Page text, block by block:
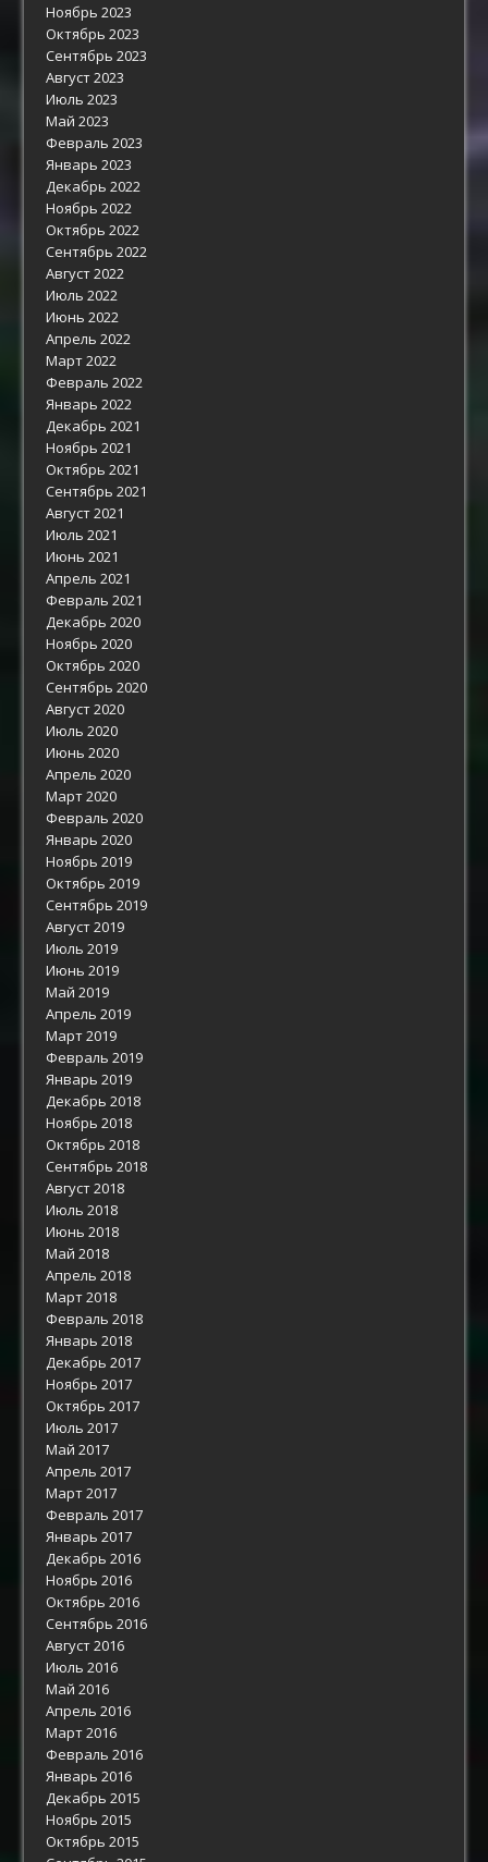
Ноябрь 2023
Октябрь 2023
Сентябрь 2023
Август 2023
Июль 2023
Май 2023
Февраль 2023
Январь 2023
Декабрь 2022
Ноябрь 2022
Октябрь 2022
Сентябрь 2022
Август 2022
Июль 2022
Июнь 2022
Апрель 2022
Март 2022
Февраль 2022
Январь 2022
Декабрь 2021
Ноябрь 2021
Октябрь 2021
Сентябрь 2021
Август 2021
Июль 2021
Июнь 2021
Апрель 2021
Февраль 2021
Декабрь 2020
Ноябрь 2020
Октябрь 2020
Сентябрь 2020
Август 2020
Июль 2020
Июнь 2020
Апрель 2020
Март 2020
Февраль 2020
Январь 2020
Ноябрь 2019
Октябрь 2019
Сентябрь 2019
Август 2019
Июль 2019
Июнь 2019
Май 2019
Апрель 2019
Март 2019
Февраль 2019
Январь 2019
Декабрь 2018
Ноябрь 2018
Октябрь 2018
Сентябрь 2018
Август 2018
Июль 2018
Июнь 2018
Май 2018
Апрель 2018
Март 2018
Февраль 2018
Январь 2018
Декабрь 2017
Ноябрь 2017
Октябрь 2017
Июль 2017
Май 2017
Апрель 2017
Март 2017
Февраль 2017
Январь 2017
Декабрь 2016
Ноябрь 2016
Октябрь 2016
Сентябрь 2016
Август 2016
Июль 2016
Май 2016
Апрель 2016
Март 2016
Февраль 2016
Январь 2016
Декабрь 2015
Ноябрь 2015
Октябрь 2015